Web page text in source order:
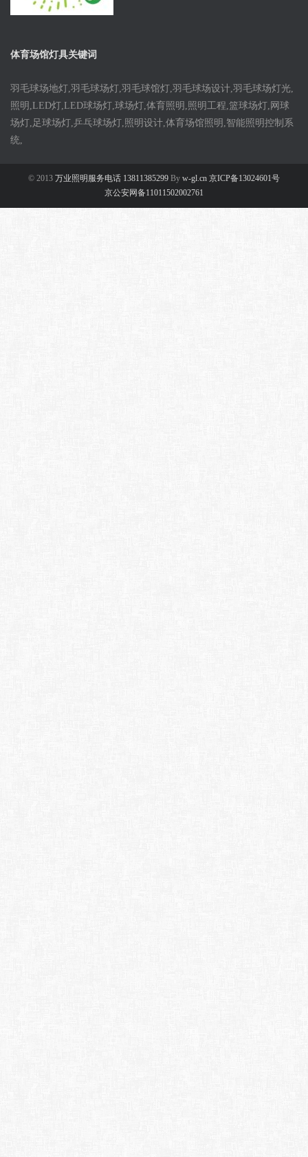
体育场馆灯具关键词
羽毛球场地灯,羽毛球场灯,羽毛球馆灯,羽毛球场设计,羽毛球场灯光,
照明,LED灯,LED球场灯,球场灯,体育照明,照明工程,篮球场灯,网球
场灯,足球场灯,乒乓球场灯,照明设计,体育场馆照明,智能照明控制系
统,
© 2013 万业照明服务电话 13811385299 By w-gl.cn 京ICP备13024601号
京公安网备11011502002761